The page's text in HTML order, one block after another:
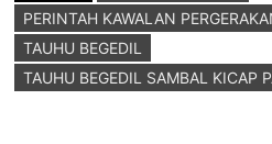
PERINTAH KAWALAN
TAUHU BEGEDIL
TAUHU BEGEDIL SAMBAL KICAP